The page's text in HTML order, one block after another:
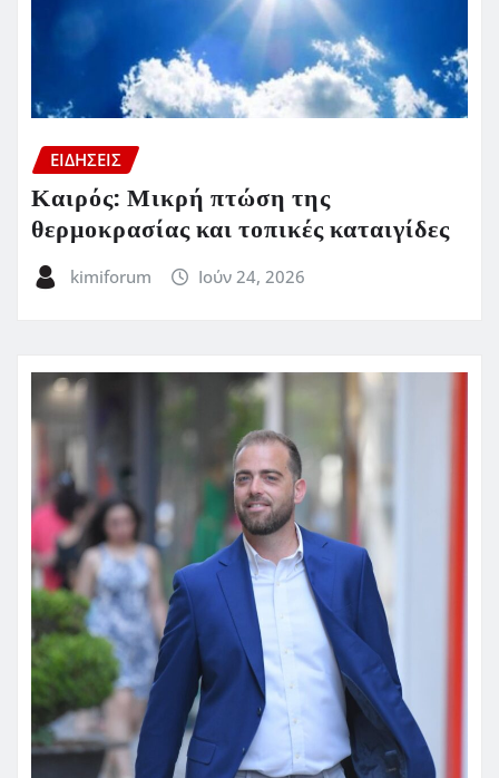
ΕΙΔΗΣΕΙΣ
Καιρός: Μικρή πτώση της
θερμοκρασίας και τοπικές καταιγίδες
kimiforum Ιούν 24, 2026